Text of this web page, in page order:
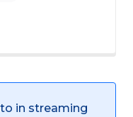
in streaming